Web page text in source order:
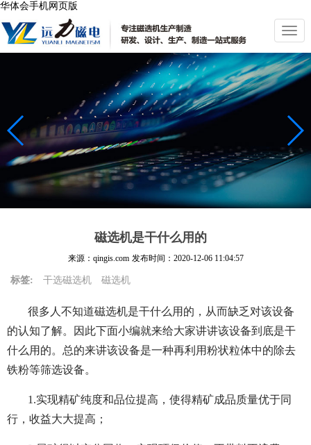
华体会手机网页版
切
换
导
航
磁选机是干什么用的
来源：qingis.com 发布时间： 2020-12-06 11:04:57
标签: 干选磁选机 磁选机
很多人不知道磁选机是干什么用的，从而缺乏对该设备
的认知了解。因此下面小编就来给大家讲讲该设备到底是干
什么用的。总的来讲该设备是一种再利用粉状粒体中的除去
铁粉等筛选设备。
1.实现精矿纯度和品位提高，使得精矿成品质量优于同
行，收益大大提高；